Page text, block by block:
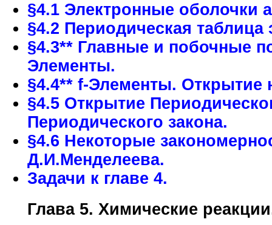
§4.1 Электронные оболочки
§4.2 Периодическая таблица
§4.3** Главные и побочные
Элементы.
§4.4** f-Элементы.
§4.5 Открытие
Периодического закона.
§4.6 Некоторые
Д.И.Менделеева.
Задачи к главе 4.
Глава 5. Химические